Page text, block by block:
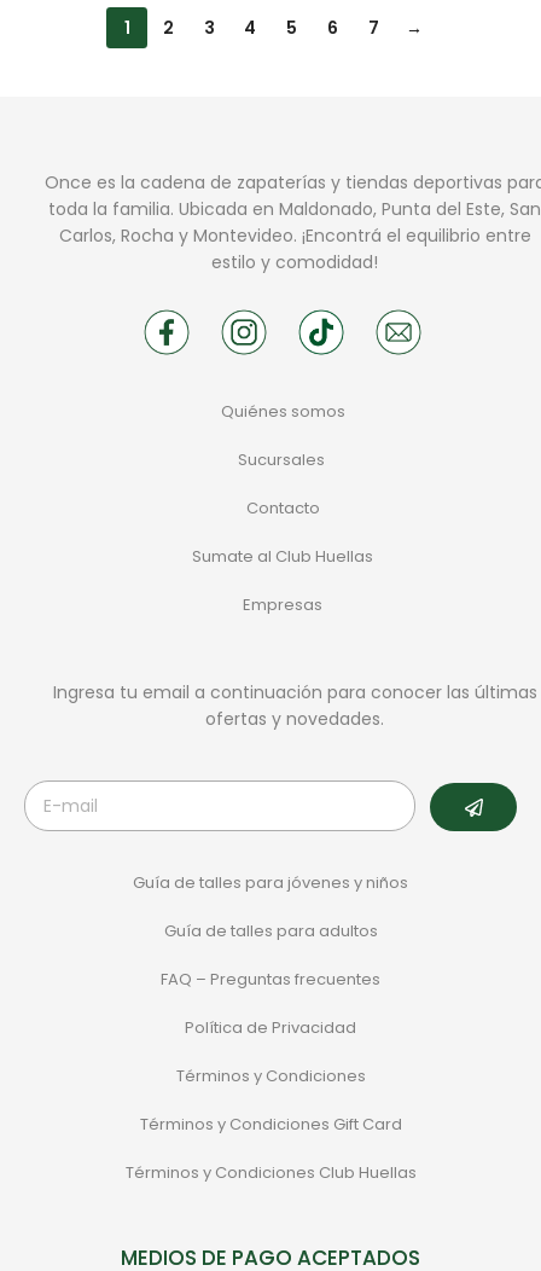
1 2 3 4 5 6 7 →
Once es la cadena de zapaterías y tiendas deportivas
toda la familia. Ubicada en Maldonado, Punta del Este, San
Carlos, Rocha y Montevideo. ¡Encontrá el equilibrio entre
estilo y comodidad!
Quiénes somos
Sucursales
Contacto
Sumate al Club Huellas
Empresas
Ingresa tu email a continuación para conocer las últimas
ofertas y novedades.
Guía de talles para jóvenes y niños
Guía de talles para adultos
FAQ – Preguntas frecuentes
Política de Privacidad
Términos y Condiciones
Términos y Condiciones Gift Card
Términos y Condiciones Club Huellas
MEDIOS DE PAGO ACEPTADOS